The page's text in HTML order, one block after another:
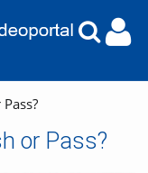
or Pass?